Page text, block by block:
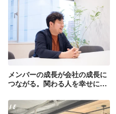
メンバーの成長が会社の成長に
つながる。関わる人を幸せにし